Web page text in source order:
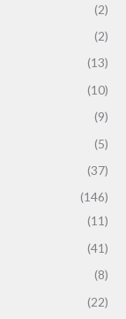
(2)
(2)
(13)
(10)
(9)
(5)
(37)
(146)
(11)
(41)
(8)
(22)